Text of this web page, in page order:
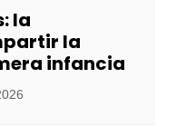
la
la
infancia